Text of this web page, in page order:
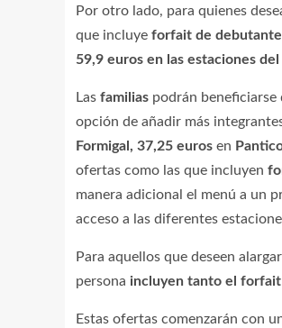
Por otro lado, para quienes
que incluye forfait de
59,9 euros en las estaciones
Las familias podrán beneficiarse
opción de añadir más
Formigal, 37,25 euros en
ofertas como las que incluyen
manera adicional el menú a un
acceso a las diferentes
Para aquellos que deseen
persona incluyen tanto el
Estas ofertas comenzarán con